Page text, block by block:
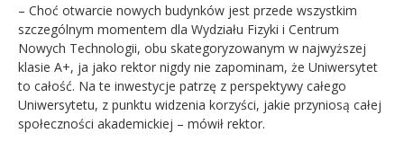
– Choć otwarcie nowych budynków jest przede wszystkim
szczególnym momentem dla Wydziału Fizyki i Centrum
Nowych Technologii, obu skategoryzowanym w najwyższej
klasie A+, ja jako rektor nigdy nie zapominam, że Uniwersytet
to całość. Na te inwestycje patrzę z perspektywy całego
Uniwersytetu, z punktu widzenia korzyści, jakie przyniosą całej
społeczności akademickiej – mówił rektor.